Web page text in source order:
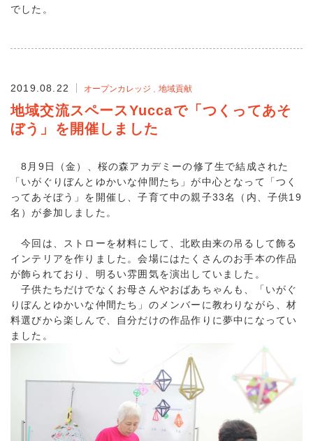
でした。
2019.08.22 オープンカレッジ 地域貢献
地域交流スペースYuccaで「つくってあそ
ぼう」を開催しました
8月9日（金）、桜の森アカデミーの修了生で結成された
「いがぐりぼんとゆかいな仲間たち」が中心となって「つく
ってあそぼう」を開催し、子育て中の親子33名（内、子供19
名）が参加しました。
今回は、ストローを材料にして、北欧由来の吊るして飾る
インテリアを作りました。会場にはたくさんのお手本の作品
が飾られており、明るい雰囲気を演出していました。
子供たちだけでなくお母さんやおばあちゃんも、「いがぐ
りぼんとゆかいな仲間たち」のメンバーに教わりながら、材
料選びから楽しんで、自分だけの作品作りに夢中になってい
ました。